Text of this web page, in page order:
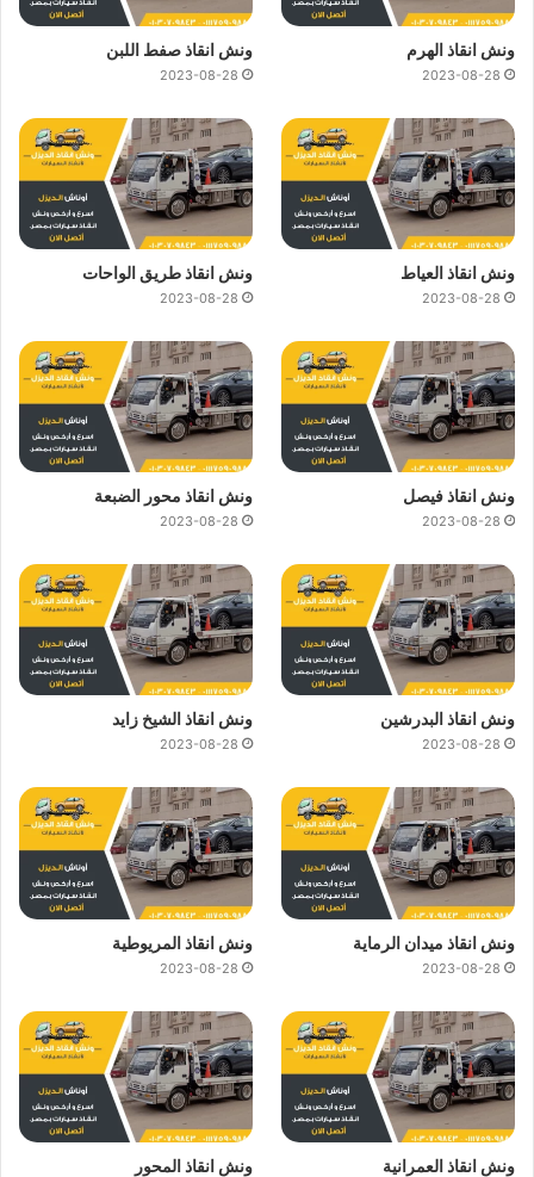
ونش انقاذ الهرم
2023-08-28
ونش انقاذ صفط اللبن
2023-08-28
ونش انقاذ العياط
2023-08-28
ونش انقاذ طريق الواحات
2023-08-28
ونش انقاذ فيصل
2023-08-28
ونش انقاذ محور الضبعة
2023-08-28
ونش انقاذ البدرشين
2023-08-28
ونش انقاذ الشيخ زايد
2023-08-28
ونش انقاذ ميدان الرماية
2023-08-28
ونش انقاذ المريوطية
2023-08-28
ونش انقاذ العمرانية ونش انقاذ المحور